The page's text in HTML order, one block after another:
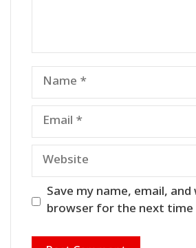
Name
Email
Website
Save my name, email,
browser for the next time